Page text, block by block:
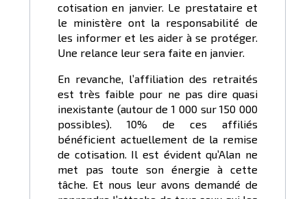
cotisation en janvier. Le prestataire et
le ministère ont la responsabilité de
les informer et les aider à se protéger.
Une relance leur sera faite en janvier.
En revanche, l’affiliation des retraités
est très faible pour ne pas dire quasi
inexistante (autour de 1 000 sur 150 000
possibles). 10% de ces affiliés
bénéficient actuellement de la remise
de cotisation. Il est évident qu’Alan ne
met pas toute son énergie à cette
tâche. Et nous leur avons demandé de